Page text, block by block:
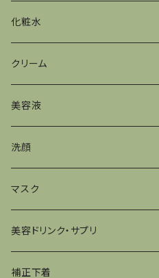
化粧水
クリーム
美容液
洗顔
マスク
美容ドリンク・サプリ
補正下着